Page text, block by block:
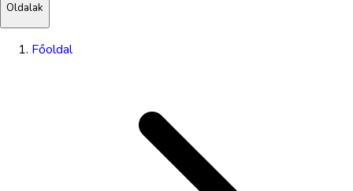
Oldalak
Főoldal